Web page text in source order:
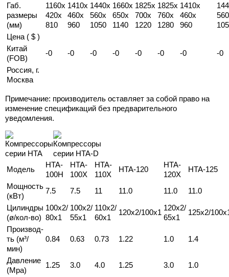
Габ.
размеры
(мм)
1160х
420х
810
1410х
460х
960
1440х
560х
1050
1660x
650x
1140
1825x
700x
1220
1825x
760x
1280
1410x
460x
960
Цена ( $ )
Китай
(FOB)
-0 -0 -0 -0 -0 -0 -0
-0
Россия, г.
Москва
Примечание: производитель оставляет за собой право на
изменение спецификаций без предварительного
уведомления.
Модель
HTA-
100H
HTA-
100X
HTA-
110X
HTA-120
HTA-
120X
HTA-125
Мощность
(кВт)
7.5 7.5 11 11.0 11.0
11.0
Цилиндры
(ø/кол-во)
100x2/
80x1
100x2/
55x1
110x2/
60x1
120x2/100x1
120x2/
65x1
125x2/
Производ-
ть (м³/
мин)
0.84 0.63 0.73 1.22 1.0 1.4
Давление
(Mpa)
1.25 3.0 4.0 1.25 3.0
1.0